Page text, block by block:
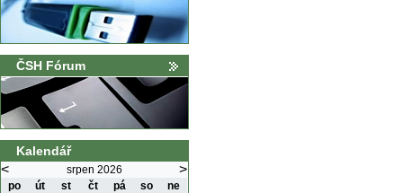
ČSH Fórum
Kalendář
< srpen 2026 >
po út st čt pá so
ne